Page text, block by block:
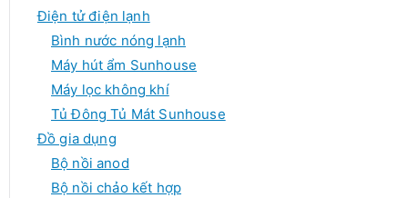
Điện tử điện lạnh
Bình nước nóng lạnh
Máy hút ẩm Sunhouse
Máy lọc không khí
Tủ Đông Tủ Mát Sunhouse
Đồ gia dụng
Bộ nồi anod
Bộ nồi chảo kết hợp